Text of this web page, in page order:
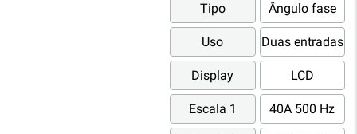
Tipo Ângulo fase
Uso Duas entradas
Display LCD
Escala 1 40A 500 Hz